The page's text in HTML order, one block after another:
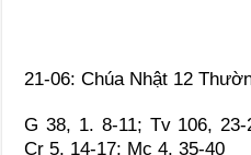
21-06: Chúa Nhật 12
G 38, 1. 8-11; Tv 106,
Cr 5, 14-17; Mc 4, 35-40